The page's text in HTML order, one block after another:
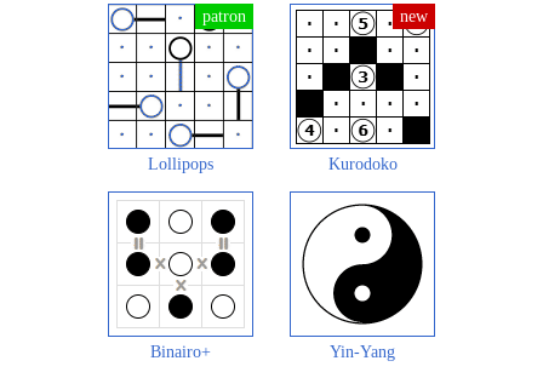
Lollipops Kurodoko
Binairo+ Yin-Yang